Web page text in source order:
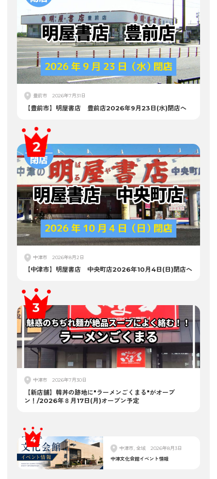
豊前市 2026年7月31日
【豊前市】明屋書店 豊前店2026年9月23日(水)閉店へ
中津市 2026年8月2日
【中津市】明屋書店 中央町店2026年10月4日(日)閉店へ
中津市 2026年7月30日
【新店舗】韓丼の跡地に"ラーメンごくまる"がオープ
ン！/2026年８月17日(月)オープン予定
中津市, 全域
2026年8月3日
中津文化会館イベント情報